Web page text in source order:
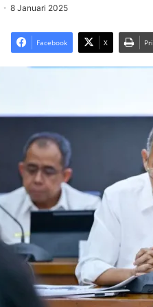
8 Januari 2025
Facebook X